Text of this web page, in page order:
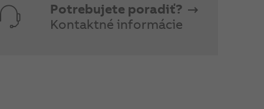
Potrebujete poradiť?
Kontaktné informácie